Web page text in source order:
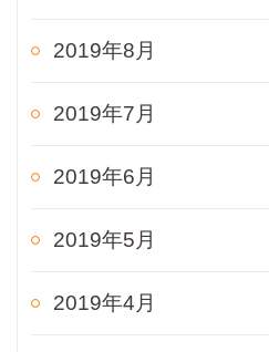
2019年8月
2019年7月
2019年6月
2019年5月
2019年4月